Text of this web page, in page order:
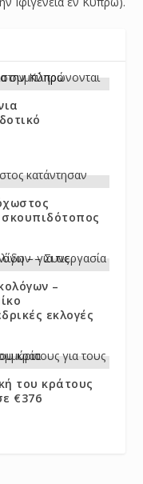
–
εκλογές
του κράτους
€376